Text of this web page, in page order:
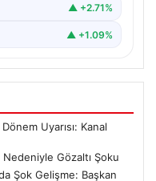
▲ +2.71%
▲ +1.09%
Uyarısı: Kanal
Nedeniyle Gözaltı Şoku
Şok Gelişme: Başkan